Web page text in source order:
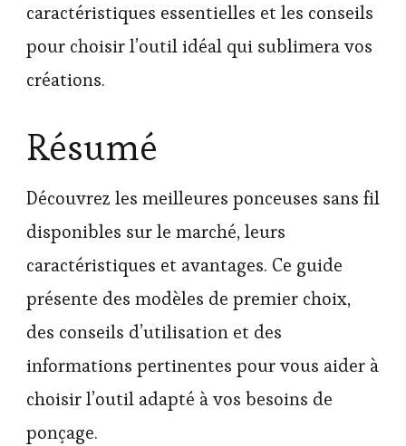
caractéristiques essentielles et les conseils
pour choisir l’outil idéal qui sublimera vos
créations.
Résumé
Découvrez les meilleures ponceuses sans fil
disponibles sur le marché, leurs
caractéristiques et avantages. Ce guide
présente des modèles de premier choix,
des conseils d’utilisation et des
informations pertinentes pour vous aider à
choisir l’outil adapté à vos besoins de
ponçage.